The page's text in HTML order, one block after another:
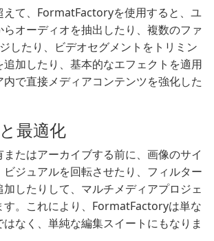
えて、FormatFactoryを使用すると、ユ
オーディオを抽出したり、複数のファ
したり、ビデオセグメントをトリミン
加したり、基本的なエフェクトを適用
内で直接メディアコンテンツを強化した
最適化
たはアーカイブする前に、画像のサイ
ビジュアルを回転させたり、フィルター
したりして、マルチメディアプロジェ
す。これにより、FormatFactoryは単な
なく、単純な編集スイートにもなりま